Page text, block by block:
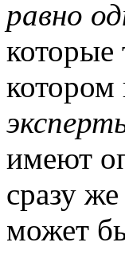
равно
которые
котором
имеют
сразу
может